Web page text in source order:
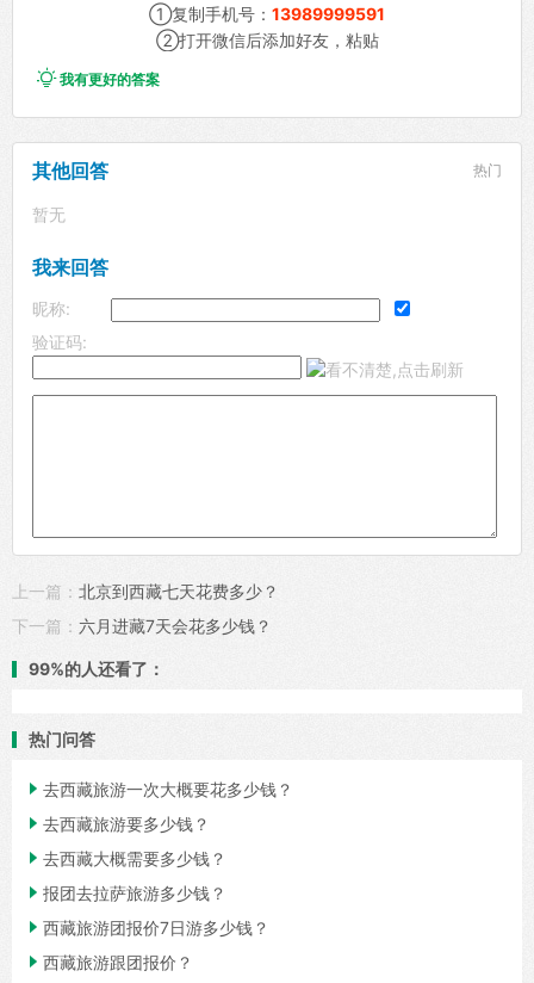
①复制手机号： 13989999591
②打开微信后添加好友，粘贴
我有更好的答案
其他回答 热门
暂无
我来回答
昵称:
验证码:
上一篇： 北京到西藏七天花费多少？
下一篇： 六月进藏7天会花多少钱？
99%的人还看了：
热门问答
 去西藏旅游一次大概要花多少钱？
 去西藏旅游要多少钱？
 去西藏大概需要多少钱？
 报团去拉萨旅游多少钱？
 西藏旅游团报价7日游多少钱？
 西藏旅游跟团报价？